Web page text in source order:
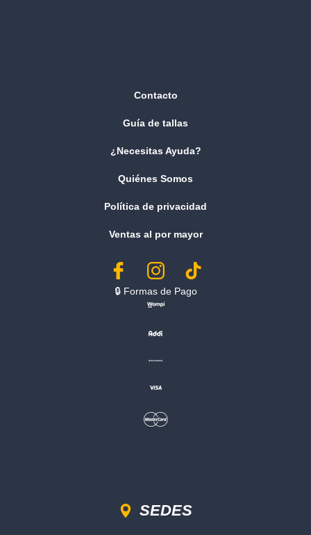
Contacto
Guía de tallas
¿Necesitas Ayuda?
Quiénes Somos
Política de privacidad
Ventas al por mayor
🔒︎ Formas de Pago
SEDES